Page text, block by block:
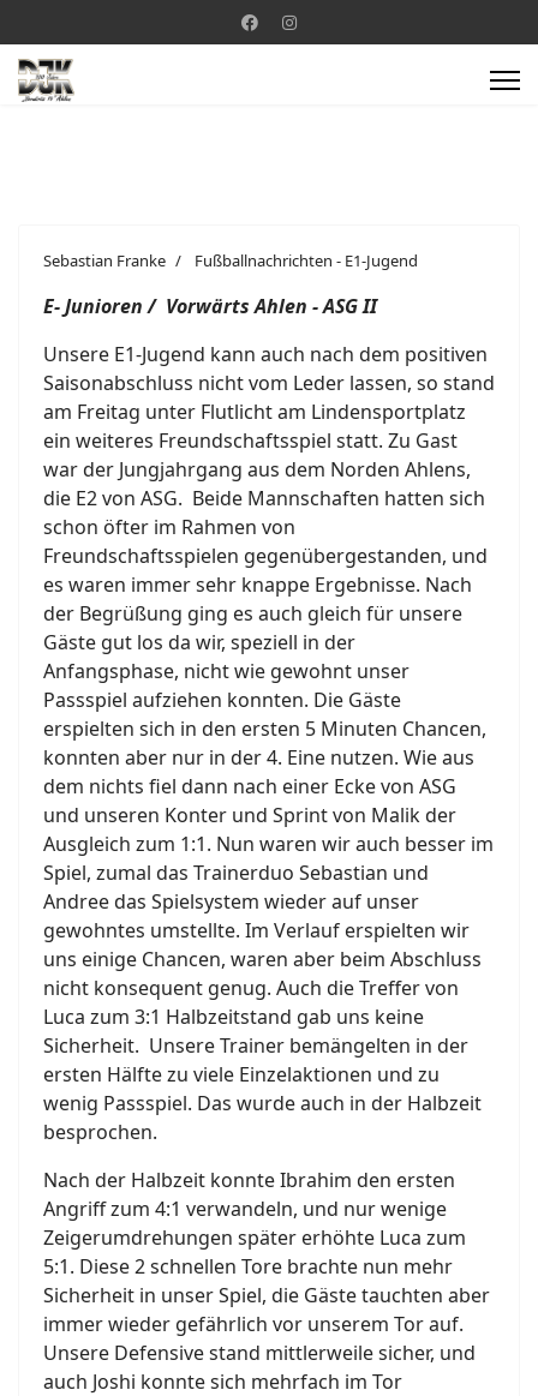
Sebastian Franke Fußballnachrichten - E1-Jugend
E- Junioren / Vorwärts Ahlen - ASG II
Unsere E1-Jugend kann auch nach dem positiven
Saisonabschluss nicht vom Leder lassen, so stand
am Freitag unter Flutlicht am Lindensportplatz
ein weiteres Freundschaftsspiel statt. Zu Gast
war der Jungjahrgang aus dem Norden Ahlens,
die E2 von ASG. Beide Mannschaften hatten sich
schon öfter im Rahmen von
Freundschaftsspielen gegenübergestanden, und
es waren immer sehr knappe Ergebnisse. Nach
der Begrüßung ging es auch gleich für unsere
Gäste gut los da wir, speziell in der
Anfangsphase, nicht wie gewohnt unser
Passspiel aufziehen konnten. Die Gäste
erspielten sich in den ersten 5 Minuten Chancen,
konnten aber nur in der 4. Eine nutzen. Wie aus
dem nichts fiel dann nach einer Ecke von ASG
und unseren Konter und Sprint von Malik der
Ausgleich zum 1:1. Nun waren wir auch besser im
Spiel, zumal das Trainerduo Sebastian und
Andree das Spielsystem wieder auf unser
gewohntes umstellte. Im Verlauf erspielten wir
uns einige Chancen, waren aber beim Abschluss
nicht konsequent genug. Auch die Treffer von
Luca zum 3:1 Halbzeitstand gab uns keine
Sicherheit. Unsere Trainer bemängelten in der
ersten Hälfte zu viele Einzelaktionen und zu
wenig Passspiel. Das wurde auch in der Halbzeit
besprochen.
Nach der Halbzeit konnte Ibrahim den ersten
Angriff zum 4:1 verwandeln, und nur wenige
Zeigerumdrehungen später erhöhte Luca zum
5:1. Diese 2 schnellen Tore brachte nun mehr
Sicherheit in unser Spiel, die Gäste tauchten aber
immer wieder gefährlich vor unserem Tor auf.
Unsere Defensive stand mittlerweile sicher, und
auch Joshi konnte sich mehrfach im Tor